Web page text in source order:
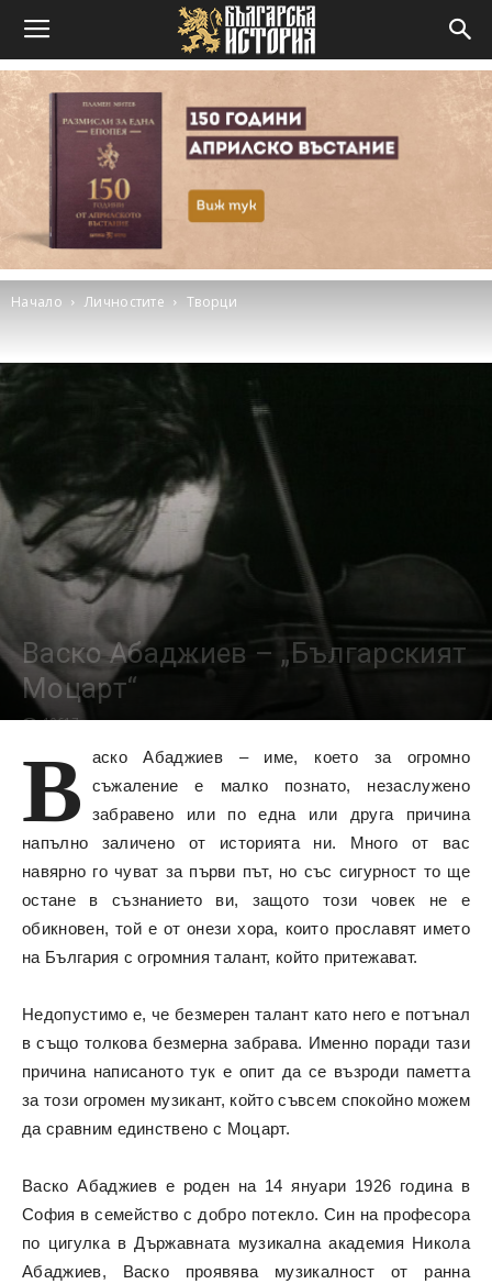
Начало Личностите Творци
Васко Абаджиев – „Българският
Моцарт“
10617
В
аско Абаджиев – име, което за огромно
съжаление е малко познато, незаслужено
забравено или по една или друга причина
напълно заличено от историята ни. Много от вас
навярно го чуват за първи път, но със сигурност то ще
остане в съзнанието ви, защото този човек не е
обикновен, той е от онези хора, които прославят името
на България с огромния талант, който притежават.
Недопустимо е, че безмерен талант като него е потънал
в също толкова безмерна забрава. Именно поради тази
причина написаното тук е опит да се възроди паметта
за този огромен музикант, който съвсем спокойно можем
да сравним единствено с Моцарт.
Васко Абаджиев е роден на 14 януари 1926 година в
София в семейство с добро потекло. Син на професора
по цигулка в Държавната музикална академия Никола
Абаджиев, Васко проявява музикалност от ранна